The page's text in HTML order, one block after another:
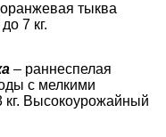
оранжевая тыква
7 кг.
– раннеспелая
с мелкими
Высокоурожайный